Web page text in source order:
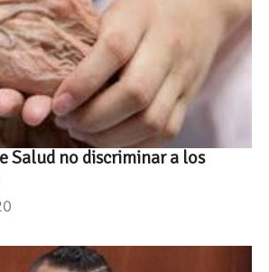
Salud no discriminar a los